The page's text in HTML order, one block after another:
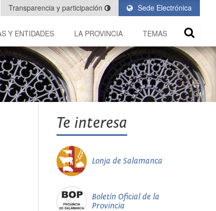
Sede Electrónica
Transparencia y participación
Y ENTIDADES LA PROVINCIA TEMAS
Te interesa
Lonja de Salamanca
Boletín Oficial de la
Provincia